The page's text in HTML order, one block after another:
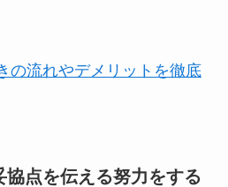
の流れやデメリットを徹底
点を伝える努力をする